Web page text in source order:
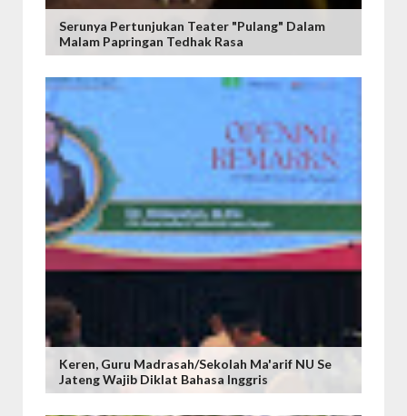
Serunya Pertunjukan Teater "Pulang" Dalam
Malam Papringan Tedhak Rasa
Keren, Guru Madrasah/Sekolah Ma'arif NU Se
Jateng Wajib Diklat Bahasa Inggris